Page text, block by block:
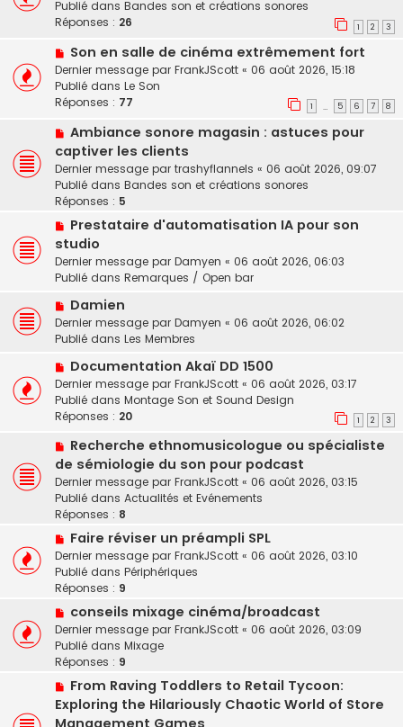
e
e
s
a
g
e
v
a
u
m
e
s
a
g
e
Publié dans Bandes son et créations sonores
Réponses : 26 1 2 3
N
o
u
v
a
u
m
e
s
s
a
g
e
Son en salle de cinéma extrêmement fort
Dernier message par FrankJScott « 06 août 2026, 15:18
Publié dans Le Son
Réponses : 77 1 … 5 6 7 8
N
o
v
e
a
u
m
e
s
a
g
e
Ambiance sonore magasin : astuces pour
captiver les clients
Dernier message par trashyflannels « 06 août 2026, 09:07
Publié dans Bandes son et créations sonores
Réponses : 5
N
o
v
a
u
m
s
s
a
g
Prestataire d'automatisation IA pour son
studio
Dernier message par Damyen « 06 août 2026, 06:03
Publié dans Remarques / Open bar
N
o
u
e
a
u
m
s
s
a
g
e
Damien
Dernier message par Damyen « 06 août 2026, 06:02
Publié dans Les Membres
N
o
u
v
a
u
m
e
s
s
a
g
e
Documentation Akaï DD 1500
Dernier message par FrankJScott « 06 août 2026, 03:17
Publié dans Montage Son et Sound Design
Réponses : 20 1 2 3
N
o
u
v
e
a
u
m
e
s
g
e
Recherche ethnomusicologue ou spécialiste
de sémiologie du son pour podcast
Dernier message par FrankJScott « 06 août 2026, 03:15
Publié dans Actualités et Evénements
Réponses : 8
N
o
u
v
a
u
m
e
s
s
a
Faire réviser un préampli SPL
Dernier message par FrankJScott « 06 août 2026, 03:10
Publié dans Périphériques
Réponses : 9
N
o
u
v
a
u
m
conseils mixage cinéma/broadcast
Dernier message par FrankJScott « 06 août 2026, 03:09
Publié dans Mixage
Réponses : 9
N
o
u
From Raving Toddlers to Retail Tycoon:
Exploring the Hilariously Chaotic World of Store